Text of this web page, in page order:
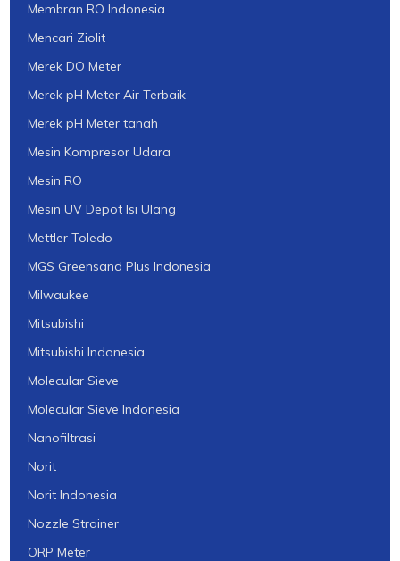
Membran RO Indonesia
Mencari Ziolit
Merek DO Meter
Merek pH Meter Air Terbaik
Merek pH Meter tanah
Mesin Kompresor Udara
Mesin RO
Mesin UV Depot Isi Ulang
Mettler Toledo
MGS Greensand Plus Indonesia
Milwaukee
Mitsubishi
Mitsubishi Indonesia
Molecular Sieve
Molecular Sieve Indonesia
Nanofiltrasi
Norit
Norit Indonesia
Nozzle Strainer
ORP Meter